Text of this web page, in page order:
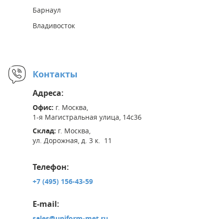
Барнаул
Владивосток
Контакты
Адреса:
Офис: г. Москва,
1-я Магистральная улица, 14с36
Склад: г. Москва,
ул. Дорожная, д. 3 к. 11
Телефон:
+7 (495) 156-43-59
E-mail: